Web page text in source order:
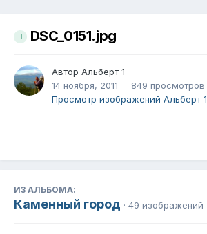
DSC_0151.jpg
Автор Альберт 1
14 ноября, 2011
849 просмотров
Просмотр изображений Альберт 1
ИЗ АЛЬБОМА:
Каменный город · 49 изображений